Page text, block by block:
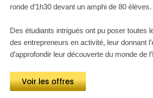
ronde d’1h30 devant un amphi de 80 élèves.
Des étudiants intrigués ont pu poser toutes
des entrepreneurs en activité, leur donnant
d’approfondir leur découverte du monde de
Voir les offres